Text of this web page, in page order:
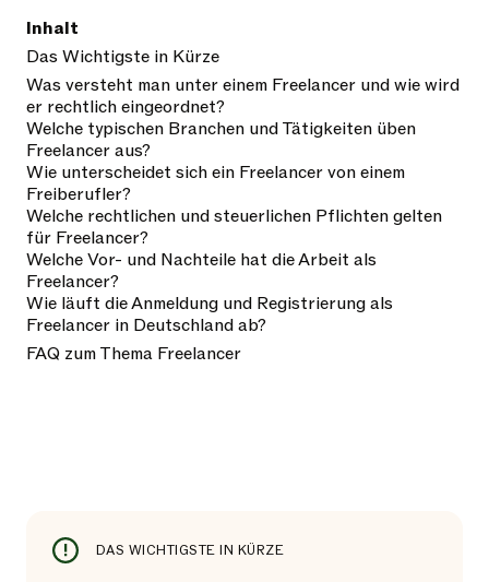
Inhalt
Das Wichtigste in Kürze
Was versteht man unter einem Freelancer und wie wird
er rechtlich eingeordnet?
Welche typischen Branchen und Tätigkeiten üben
Freelancer aus?
Wie unterscheidet sich ein Freelancer von einem
Freiberufler?
Welche rechtlichen und steuerlichen Pflichten gelten
für Freelancer?
Welche Vor- und Nachteile hat die Arbeit als
Freelancer?
Wie läuft die Anmeldung und Registrierung als
Freelancer in Deutschland ab?
FAQ zum Thema Freelancer
DAS WICHTIGSTE IN KÜRZE